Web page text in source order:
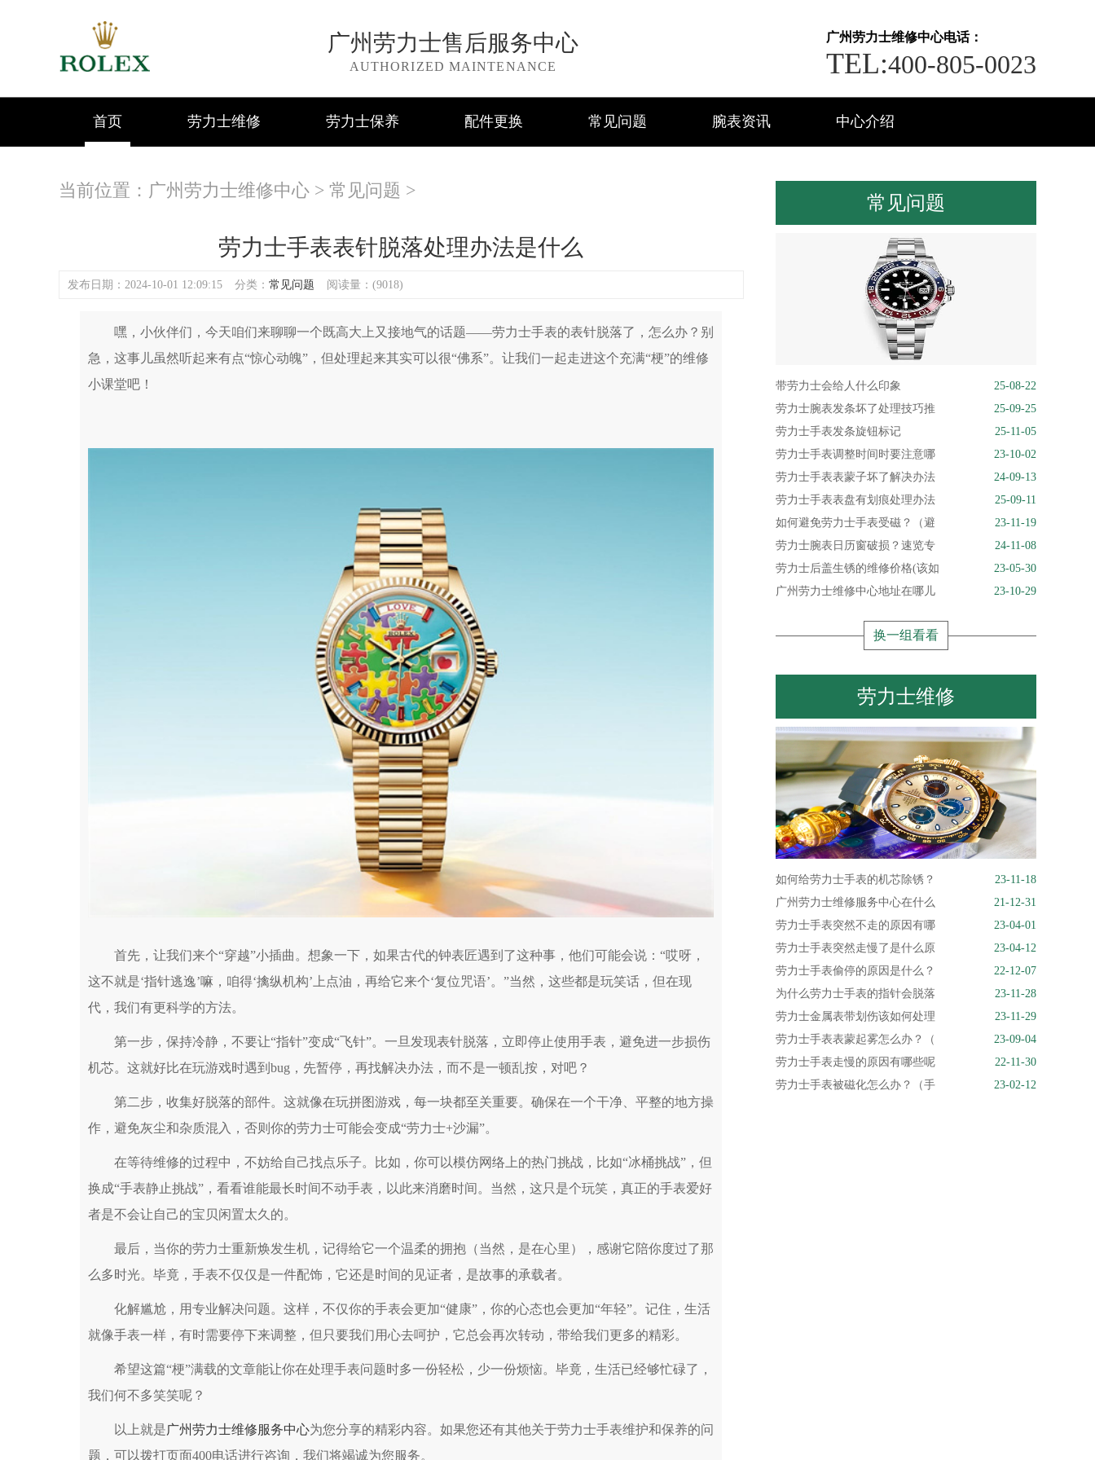
广州劳力士售后服务中心
AUTHORIZED MAINTENANCE
广州劳力士维修中心电话：
TEL:400-805-0023
首页 劳力士维修 劳力士保养 配件更换 常见问题 腕表资讯 中心介绍
当前位置： 广州劳力士维修中心 > 常见问题 >
劳力士手表表针脱落处理办法是什么
发布日期：2024-10-01 12:09:15 分类： 常见问题 阅读量：(9018)
嘿，小伙伴们，今天咱们来聊聊一个既高大上又接地气的话题——劳力士手表的表针脱落了，怎么办？别
急，这事儿虽然听起来有点“惊心动魄”，但处理起来其实可以很“佛系”。让我们一起走进这个充满“梗”的维修
小课堂吧！
首先，让我们来个“穿越”小插曲。想象一下，如果古代的钟表匠遇到了这种事，他们可能会说：“哎呀，
这不就是‘指针逃逸’嘛，咱得‘擒纵机构’上点油，再给它来个‘复位咒语’。”当然，这些都是玩笑话，但在现
代，我们有更科学的方法。
第一步，保持冷静，不要让“指针”变成“飞针”。一旦发现表针脱落，立即停止使用手表，避免进一步损伤
机芯。这就好比在玩游戏时遇到bug，先暂停，再找解决办法，而不是一顿乱按，对吧？
第二步，收集好脱落的部件。这就像在玩拼图游戏，每一块都至关重要。确保在一个干净、平整的地方操
作，避免灰尘和杂质混入，否则你的劳力士可能会变成“劳力士+沙漏”。
在等待维修的过程中，不妨给自己找点乐子。比如，你可以模仿网络上的热门挑战，比如“冰桶挑战”，但
换成“手表静止挑战”，看看谁能最长时间不动手表，以此来消磨时间。当然，这只是个玩笑，真正的手表爱好
者是不会让自己的宝贝闲置太久的。
最后，当你的劳力士重新焕发生机，记得给它一个温柔的拥抱（当然，是在心里），感谢它陪你度过了那
么多时光。毕竟，手表不仅仅是一件配饰，它还是时间的见证者，是故事的承载者。
化解尴尬，用专业解决问题。这样，不仅你的手表会更加“健康”，你的心态也会更加“年轻”。记住，生活
就像手表一样，有时需要停下来调整，但只要我们用心去呵护，它总会再次转动，带给我们更多的精彩。
希望这篇“梗”满载的文章能让你在处理手表问题时多一份轻松，少一份烦恼。毕竟，生活已经够忙碌了，
我们何不多笑笑呢？
以上就是广州劳力士维修服务中心为您分享的精彩内容。如果您还有其他关于劳力士手表维护和保养的问
题，可以拨打页面400电话进行咨询，我们将竭诚为您服务。
常见问题
带劳力士会给人什么印象
25-08-22
劳力士腕表发条坏了处理技巧推
25-09-25
劳力士手表发条旋钮标记
25-11-05
劳力士手表调整时间时要注意哪
23-10-02
劳力士手表表蒙子坏了解决办法
24-09-13
劳力士手表表盘有划痕处理办法
25-09-11
如何避免劳力士手表受磁？（避
23-11-19
劳力士腕表日历窗破损？速览专
24-11-08
劳力士后盖生锈的维修价格(该如
23-05-30
广州劳力士维修中心地址在哪儿
23-10-29
换一组看看
劳力士维修
如何给劳力士手表的机芯除锈？
23-11-18
广州劳力士维修服务中心在什么
21-12-31
劳力士手表突然不走的原因有哪
23-04-01
劳力士手表突然走慢了是什么原
23-04-12
劳力士手表偷停的原因是什么？
22-12-07
为什么劳力士手表的指针会脱落
23-11-28
劳力士金属表带划伤该如何处理
23-11-29
劳力士手表表蒙起雾怎么办？（
23-09-04
劳力士手表走慢的原因有哪些呢
22-11-30
劳力士手表被磁化怎么办？（手
23-02-12